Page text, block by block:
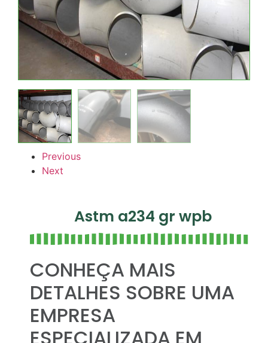
Previous
Next
Astm a234 gr wpb
CONHEÇA MAIS
DETALHES SOBRE UMA
EMPRESA